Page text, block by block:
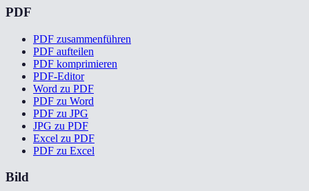
PDF
PDF zusammenführen
PDF aufteilen
PDF komprimieren
PDF-Editor
Word zu PDF
PDF zu Word
PDF zu JPG
JPG zu PDF
Excel zu PDF
PDF zu Excel
Bild